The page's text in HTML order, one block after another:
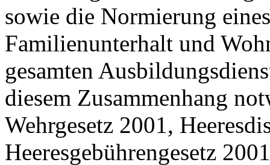
sowie die Normierung
Familienunterhalt und
gesamten
diesem Zusammenhang
Wehrgesetz 2001,
Heeresgebührengesetz